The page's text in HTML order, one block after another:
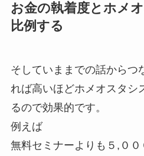
お金の執着度とホメ
比例する
そしていままでの話からつ
れば高いほどホメオスタシ
るので効果的です。
例えば
無料セミナーよりも５,０